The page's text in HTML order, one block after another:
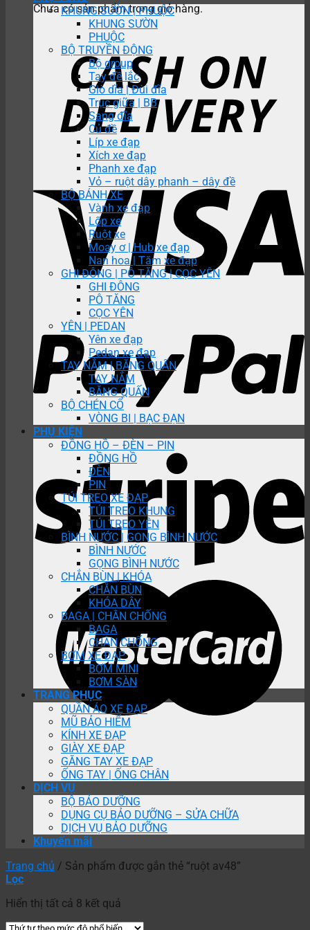
Chưa có sản phẩm trong giỏ hàng.
KHUNG SƯỜN | PHUỘC
KHUNG SƯỜN
PHUỘC
BỘ TRUYỀN ĐỘNG
Bộ group
Tay đề lắc
Giò dĩa | Đùi đĩa
Trục giữa | BB
Sang đĩa
Củ đề
Líp xe đạp
Xích xe đạp
Phanh xe đạp
Vỏ – ruột dây phanh – dây đề
BỘ BÁNH XE
Vành xe đạp
Lốp xe
Ruột xe
Moay ơ | Hub xe đạp
Nan hoa | Tăm xe đạp
GHI ĐÔNG | PÔ TĂNG | CỌC YÊN
GHI ĐÔNG
PÔ TĂNG
CỌC YÊN
YÊN | PEDAN
Yên xe đạp
Pedan xe đạp
TAY NẮM | BĂNG QUẤN
TAY NẮM
BĂNG QUẤN
BỘ CHÉN CỔ
VÒNG BI | BẠC ĐẠN
PHỤ KIỆN
ĐỒNG HỒ – ĐÈN – PIN
ĐỒNG HỒ
ĐÈN
PIN
TÚI TREO XE ĐẠP
TÚI TREO KHUNG
TÚI TREO YÊN
BÌNH NƯỚC | GỌNG BÌNH NƯỚC
BÌNH NƯỚC
GỌNG BÌNH NƯỚC
CHẮN BÙN | KHÓA
CHẮN BÙN
KHÓA DÂY
BAGA | CHÂN CHỐNG
BAGA
CHÂN CHỐNG
BƠM XE ĐẠP
BƠM MINI
BƠM SÀN
TRANG PHỤC
QUẦN ÁO XE ĐẠP
MŨ BẢO HIỂM
KÍNH XE ĐẠP
GIÀY XE ĐẠP
GĂNG TAY XE ĐẠP
ỐNG TAY | ỐNG CHÂN
DỊCH VỤ
BỘ BẢO DƯỠNG
DỤNG CỤ BẢO DƯỠNG – SỬA CHỮA
DỊCH VỤ BẢO DƯỠNG
Khuyến mãi
Trang chủ / Sản phẩm được gắn thẻ “ruột av48”
Lọc
Hiển thị tất cả 8 kết quả